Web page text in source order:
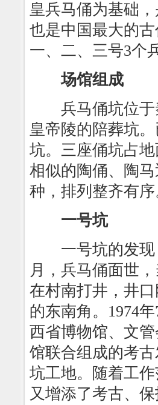
皇兵马俑为基础
也是中国最大的
一、二、三号3个
场馆组成
兵马俑坑位于
皇帝陵的陪葬坑
坑。三座俑坑占
相似的陶俑、陶
种，排列整齐有
一号坑
一号坑的发现
月，兵马俑面世
在村南打井，井
的东南角。1974
西省博物馆、文
馆联合组成的考
坑工地。随着工
又增添了考古、